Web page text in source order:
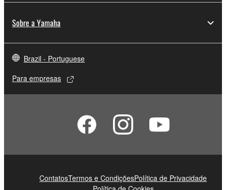
Sobre a Yamaha
Brazil - Portuguese
Para empresas
ContatosTermos e CondiçõesPolítica de Privacidade